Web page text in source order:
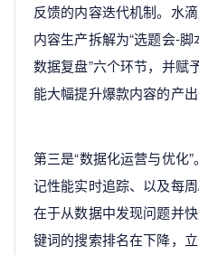
反馈的内容迭代机制。水
内容生产拆解为“选题会-
数据复盘”六个环节，并赋
能大幅提升爆款内容的产出
第三是“数据化运营与优化
记性能实时追踪、以及每
在于从数据中发现问题并
键词的搜索排名在下降，